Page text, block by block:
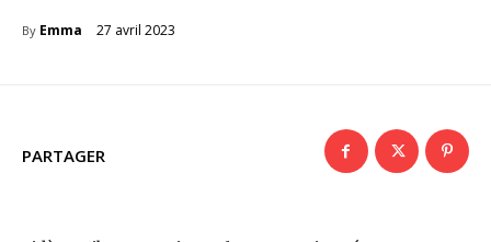
By Emma 27 avril 2023
PARTAGER